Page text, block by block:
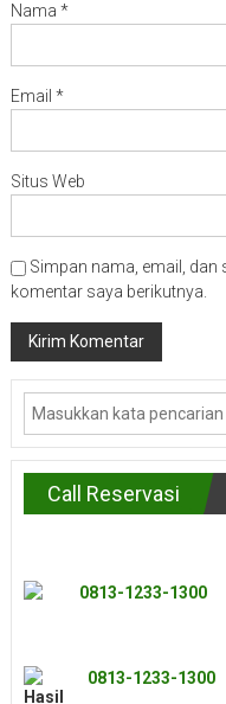
Nama *
Email *
Situs Web
Simpan nama, email,
komentar saya berikutnya.
Call Reservasi
0813-1233-1300
0813-1233-1300